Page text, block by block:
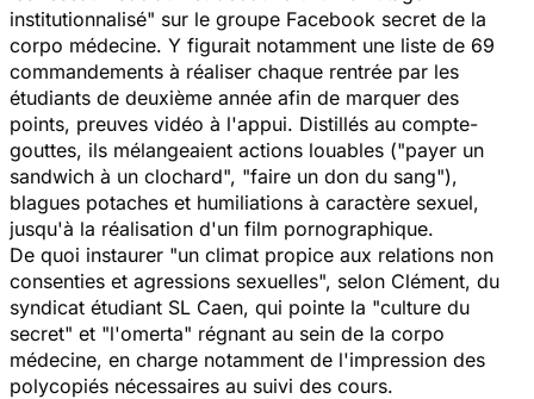
institutionnalisé" sur le groupe Facebook secret de la
corpo médecine. Y figurait notamment une liste de 69
commandements à réaliser chaque rentrée par les
étudiants de deuxième année afin de marquer des
points, preuves vidéo à l'appui. Distillés au compte-
gouttes, ils mélangeaient actions louables ("payer un
sandwich à un clochard", "faire un don du sang"),
blagues potaches et humiliations à caractère sexuel,
jusqu'à la réalisation d'un film pornographique.
De quoi instaurer "un climat propice aux relations non
consenties et agressions sexuelles", selon Clément, du
syndicat étudiant SL Caen, qui pointe la "culture du
secret" et "l'omerta" régnant au sein de la corpo
médecine, en charge notamment de l'impression des
polycopiés nécessaires au suivi des cours.